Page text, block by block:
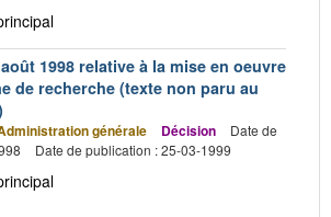
1998 relative à la mise en oeuvre
de recherche (texte non paru au
générale Décision
Date de
Date de publication : 25-03-1999